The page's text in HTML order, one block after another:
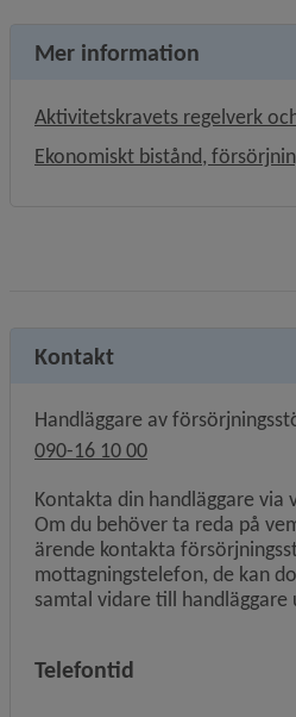
Mer information
Aktivitetskravets regelverk
Ekonomiskt bistånd,
Kontakt
Handläggare av
090-16 10 00
Kontakta din handläggare via
Om du behöver ta reda på
ärende kontakta
mottagningstelefon, de kan
samtal vidare till
Telefontid